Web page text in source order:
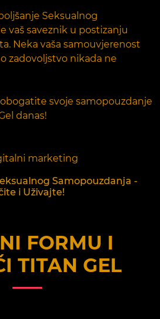
Seksualnog
vaš saveznik u postizanju
Neka vaša samouvjerenost
zadovoljstvo nikada ne
svoje samopouzdanje
danas!
marketing
Samopouzdanja -
i Uživajte!
FORMU I
TITAN GEL